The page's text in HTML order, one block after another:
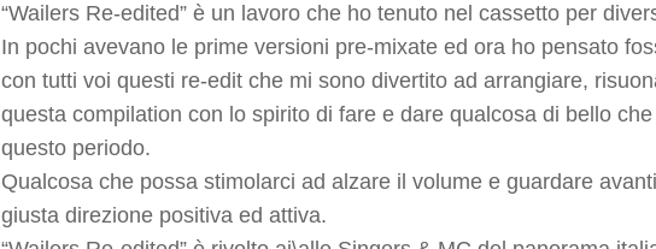
“Wailers Re-edited” è un lavoro che ho tenuto nel cassetto per
In pochi avevano le prime versioni pre-mixate ed ora ho pensato
con tutti voi questi re-edit che mi sono divertito ad arrangiare,
questa compilation con lo spirito di fare e dare qualcosa di bello
questo periodo.
Qualcosa che possa stimolarci ad alzare il volume e guardare
giusta direzione positiva ed attiva.